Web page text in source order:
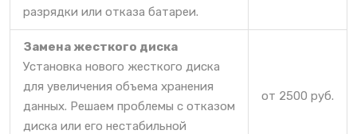
разрядки или отказа батареи.
Замена жесткого диска
Установка нового жесткого диска
для увеличения объема хранения
данных. Решаем проблемы с отказом
диска или его нестабильной
от 2500 руб.